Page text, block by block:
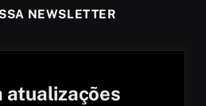
NEWSLETTER
atualizações